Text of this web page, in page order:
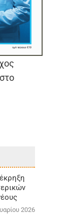
2026